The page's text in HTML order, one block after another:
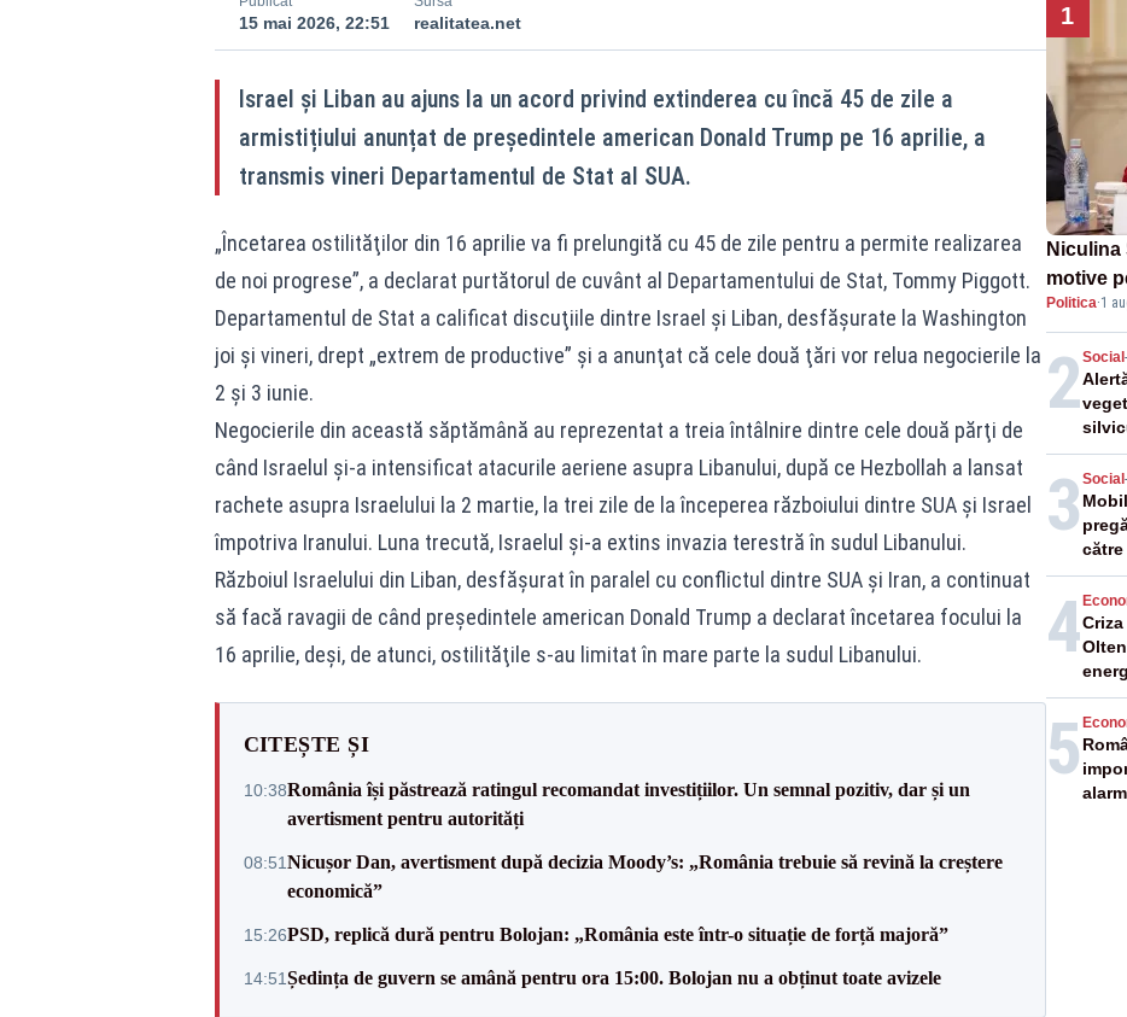
15 mai 2026, 22:51 realitatea.net
Israel și Liban au ajuns la un acord privind extinderea cu încă 45 de zile a
armistițiului anunțat de președintele american Donald Trump pe 16 aprilie, a
transmis vineri Departamentul de Stat al SUA.
„Încetarea ostilităţilor din 16 aprilie va fi prelungită cu 45 de zile pentru a permite realizarea
de noi progrese”, a declarat purtătorul de cuvânt al Departamentului de Stat, Tommy Piggott.
Departamentul de Stat a calificat discuţiile dintre Israel şi Liban, desfăşurate la Washington
joi şi vineri, drept „extrem de productive” şi a anunţat că cele două ţări vor relua negocierile la
2 şi 3 iunie.
Negocierile din această săptămână au reprezentat a treia întâlnire dintre cele două părţi de
când Israelul şi-a intensificat atacurile aeriene asupra Libanului, după ce Hezbollah a lansat
rachete asupra Israelului la 2 martie, la trei zile de la începerea războiului dintre SUA şi Israel
împotriva Iranului. Luna trecută, Israelul şi-a extins invazia terestră în sudul Libanului.
Războiul Israelului din Liban, desfăşurat în paralel cu conflictul dintre SUA şi Iran, a continuat
să facă ravagii de când preşedintele american Donald Trump a declarat încetarea focului la
16 aprilie, deşi, de atunci, ostilităţile s-au limitat în mare parte la sudul Libanului.
CITEȘTE ȘI
10:38România își păstrează ratingul recomandat investițiilor. Un semnal pozitiv, dar și un
avertisment pentru autorități
08:51Nicușor Dan, avertisment după decizia Moody’s: „România trebuie să revină la creștere
economică”
15:26PSD, replică dură pentru Bolojan: „România este într-o situație de forță majoră”
14:51Ședința de guvern se amână pentru ora 15:00. Bolojan nu a obținut toate avizele
1
Niculina
motive
de țară
Politica·1
2Social -
3 Social -
către
4
5